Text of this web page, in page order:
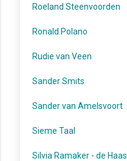
Roeland Steenvoorden
Ronald Polano
Rudie van Veen
Sander Smits
Sander van Amelsvoort
Sieme Taal
Silvia Ramaker - de Haas